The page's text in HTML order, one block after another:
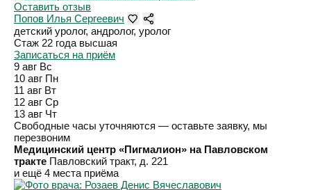
Оставить отзыв
Попов Илья Сергеевич
детский уролог, андролог, уролог
Стаж 22 года высшая
Записаться на приём
9 авг Вс
10 авг Пн
11 авг Вт
12 авг Ср
13 авг Чт
Свободные часы уточняются — оставьте заявку, мы
перезвоним
Медицинский центр «Пигмалион» на Павловском
тракте Павловский тракт, д. 221
и ещё 4 места приёма